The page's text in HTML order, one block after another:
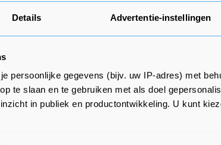
Details Advertentie-instellingen
persoonlijke gegevens (bijv. uw IP-adres) met
te slaan en te gebruiken met als doel
in publiek en productontwikkeling. U kunt
zoeken wij
te waarborgen",
bij de prognose.
dat degenen die
daar ook aan
subsidiëring,
om de kosten